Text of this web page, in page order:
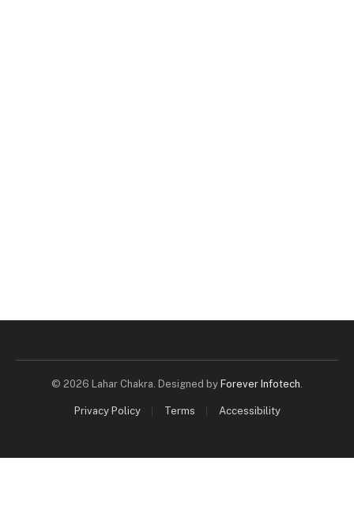
© 2026 Lahar Chakra. Designed by Forever Infotech.
Privacy Policy Terms Accessibility